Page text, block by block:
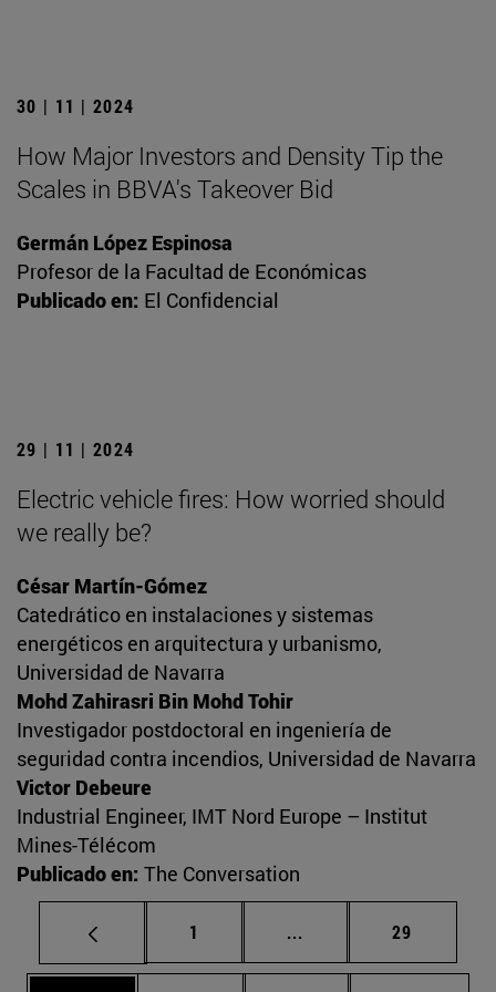
30 | 11 | 2024
How Major Investors and Density Tip the
Scales in BBVA's Takeover Bid
Germán López Espinosa
Profesor de la Facultad de Económicas
Publicado en: El Confidencial
29 | 11 | 2024
Electric vehicle fires: How worried should
we really be?
César Martín-Gómez
Catedrático en instalaciones y sistemas
energéticos en arquitectura y urbanismo,
Universidad de Navarra
Mohd Zahirasri Bin Mohd Tohir
Investigador postdoctoral en ingeniería de
seguridad contra incendios, Universidad de Navarra
Victor Debeure
Industrial Engineer, IMT Nord Europe – Institut
Mines-Télécom
Publicado en: The Conversation
Página
1 ... Páginas intermedias
Página
29